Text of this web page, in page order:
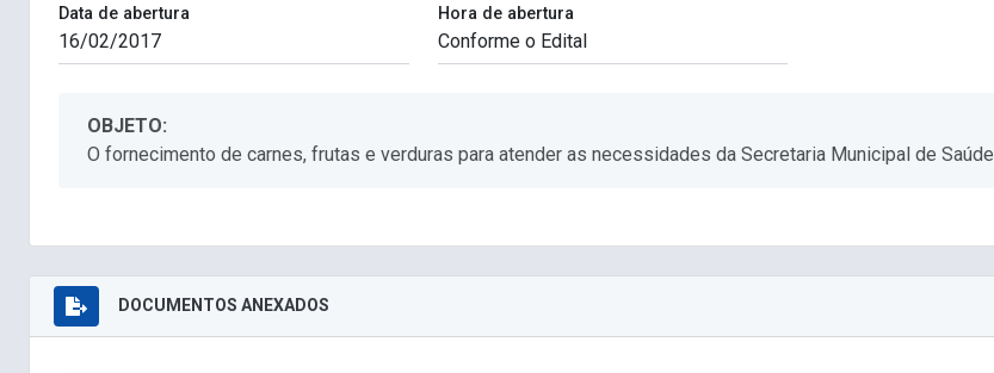
Data de abertura Hora de abertura
OBJETO:
O fornecimento de carnes, frutas e verduras para atender as necessidades da Secretaria Municipal de Saúde
DOCUMENTOS ANEXADOS